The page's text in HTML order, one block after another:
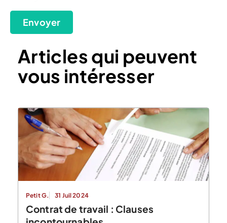
Envoyer
Articles qui peuvent
vous intéresser
Petit G. 31 Juil 2024
Contrat de travail : Clauses